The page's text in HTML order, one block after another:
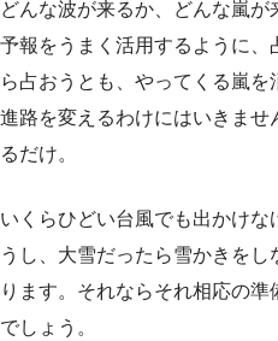
どんな波が来るか、どんな嵐
予報をうまく活用するように、
ら占おうとも、やってくる嵐
進路を変えるわけにはいきま
るだけ。
いくらひどい台風でも出かけな
うし、大雪だったら雪かきを
ります。それならそれ相応の
でしょう。